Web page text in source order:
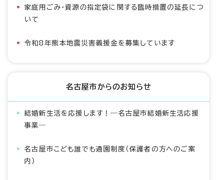
家庭用ごみ・資源の指定袋に関する臨時措置の延長につ
いて
令和8年熊本地震災害義援金を募集しています
名古屋市からのお知らせ
結婚新生活を応援します！―名古屋市結婚新生活応援
事業―
名古屋市こども誰でも通園制度（保護者の方へのご案
内）